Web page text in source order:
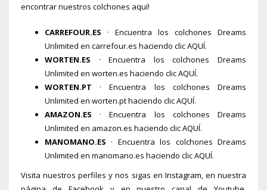
encontrar nuestros colchones aquí!
CARREFOUR.ES · Encuentra los colchones Dreams
Unlimited en carrefour.es haciendo clicAQUÍ.
WORTEN.ES · Encuentra los colchones Dreams
Unlimited en worten.es haciendo clicAQUÍ.
WORTEN.PT · Encuentra los colchones Dreams
Unlimited en worten.pt haciendo clicAQUÍ.
AMAZON.ES · Encuentra los colchones Dreams
Unlimited en amazon.es haciendo clicAQUÍ.
MANOMANO.ES · Encuentra los colchones Dreams
Unlimited en manomano.es haciendo clicAQUÍ.
Visita nuestros perfiles y nos sigas en Instagram , en nuestra